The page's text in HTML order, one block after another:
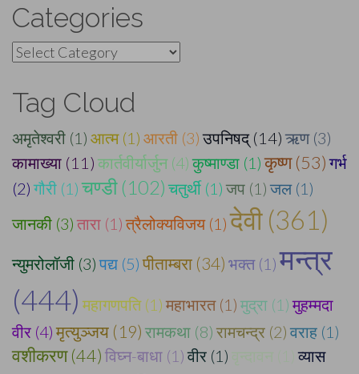
Categories
Categories
Tag Cloud
अमृतेश्वरी (1) आत्म (1) आरती (3) उपनिषद् (14) ऋण (3)
कामाख्या (11) कार्तवीर्यार्जुन (4) कुष्माण्डा (1) कृष्ण (53) गर्भ
(2) गौरी (1) चण्डी (102) चतुर्थी (1) जप (1) जल (1)
जानकी (3) तारा (1) त्रैलोक्यविजय (1) देवी (361)
न्युमरोलॉजी (3) पद्य (5) पीताम्बरा (34) भक्त (1) मन्त्र
(444) महागणपति (1) महाभारत (1) मुद्रा (1) मुहम्मदा
वीर (4) मृत्युञ्जय (19) रामकथा (8) रामचन्द्र (2) वराह (1)
वशीकरण (44) विघ्न-बाधा (1) वीर (1) व्यास